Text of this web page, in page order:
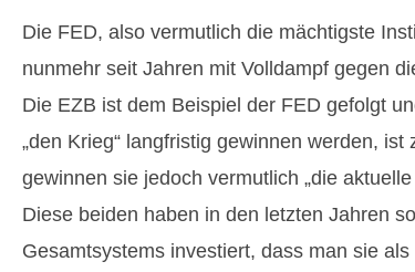
Die FED, also vermutlich die mächtigste
nunmehr seit Jahren mit Volldampf gegen
Die EZB ist dem Beispiel der FED gefolgt
„den Krieg“ langfristig gewinnen werden,
gewinnen sie jedoch vermutlich „die aktuelle
Diese beiden haben in den letzten Jahren
Gesamtsystems investiert, dass man sie